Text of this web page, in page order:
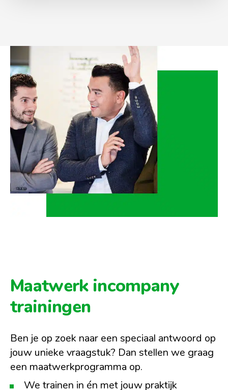
Maatwerk incompany
trainingen
Ben je op zoek naar een speciaal antwoord op
jouw unieke vraagstuk? Dan stellen we graag
een maatwerkprogramma op.
We trainen in én met jouw praktijk